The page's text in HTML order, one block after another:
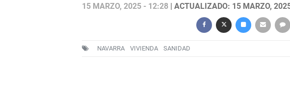
15 MARZO, 2025 - 12:28| ACTUALIZADO: 15 MARZO,
NAVARRA VIVIENDA SANIDAD